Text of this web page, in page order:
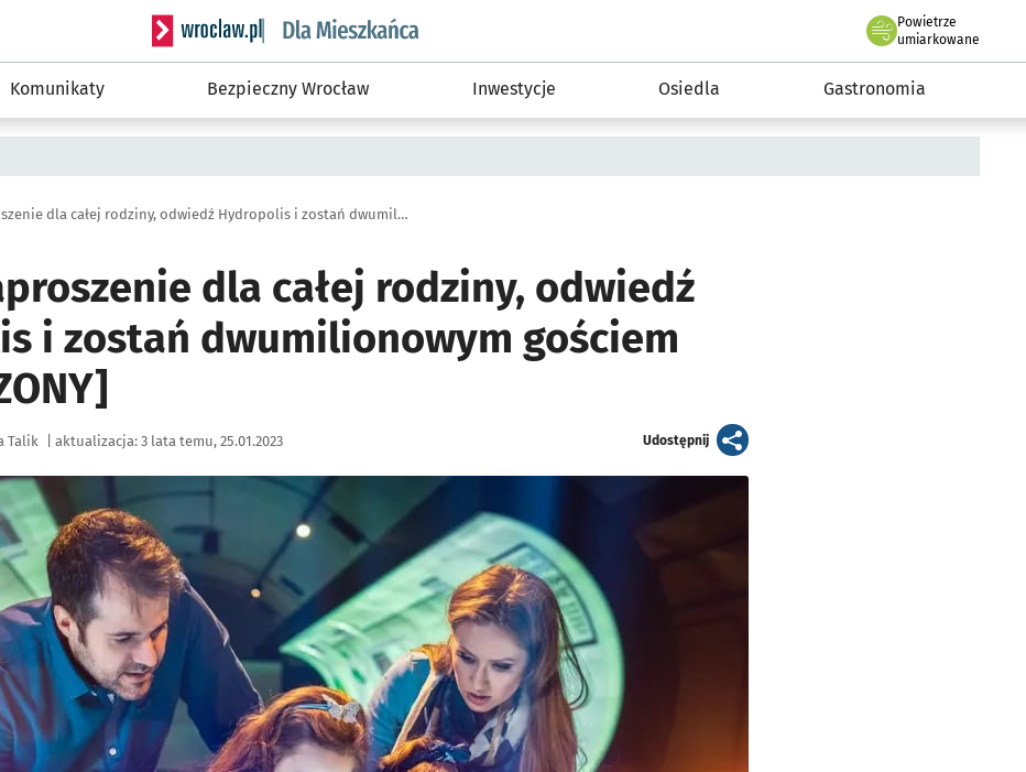
Serwis informacyjny wroclaw.pl podserwis: Dla mieszkańca
Powietrze
we Wrocławiu
umiarkowane
Komunikaty Bezpieczny Wrocław Inwestycje Osiedla Gastronomia
Wygraj zaproszenie dla całej rodziny, odwiedź Hydropolis i zostań dwumilionowym gościem [ZAKOŃCZONY]
dla całej rodziny, odwiedź
i zostań dwumilionowym gościem
Talik aktualizacja: 3 lata temu, 25.01.2023 Udostępnijartykuł